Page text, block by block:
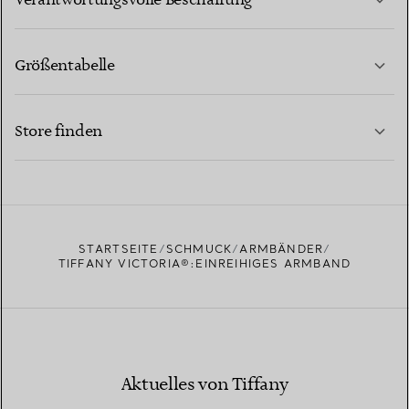
Größentabelle
Store finden
STARTSEITE SCHMUCK
ARMBÄNDER
TIFFANY VICTORIA®:EINREIHIGES ARMBAND
Aktuelles von Tiffany